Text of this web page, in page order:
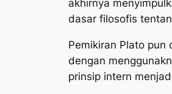
akhirnya
dasar filosofis
Pemikiran Plato pun
dengan
prinsip intern